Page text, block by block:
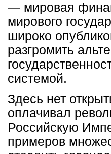
— мировая
мирового
широко
разгромить
системой.
Здесь нет
оплачивал
Российскую
примеров